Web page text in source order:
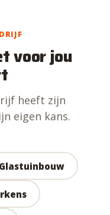
voor jou
heeft zijn
eigen kans.
Glastuinbouw